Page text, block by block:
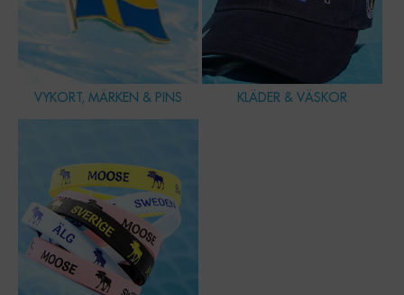
VYKORT, MÄRKEN & PINS KLÄDER & VÄSKOR